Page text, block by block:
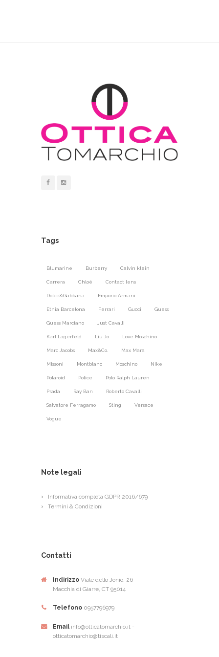
Tags
Blumarine Burberry Calvin klein
Carrera Chloé Contact lens
Dolce&Gabbana Emporio Armani
Etnia Barcelona Ferrari Gucci Guess
Guess Marciano Just Cavalli
Karl Lagerfeld Liu Jo Love Moschino
Marc Jacobs Max&Co. Max Mara
Missoni Montblanc Moschino Nike
Polaroid Police Polo Ralph Lauren
Prada Ray Ban Roberto Cavalli
Salvatore Ferragamo Sting Versace
Vogue
Note legali
Informativa completa GDPR 2016/679
Termini & Condizioni
Contatti
Indirizzo Viale dello Jonio, 26
Macchia di Giarre, CT 95014
Telefono 0957796979
Email info@otticatomarchio.it -
otticatomarchio@tiscali.it